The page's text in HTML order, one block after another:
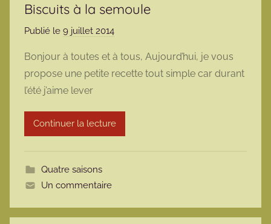
Biscuits à la semoule
Publié le 9 juillet 2014
r
m
r
m
Bonjour à toutes et à tous, Aujourd’hui, je vous
propose une petite recette tout simple car durant
l’été j’aime lever
Continuer la lecture
Quatre saisons
Un commentaire